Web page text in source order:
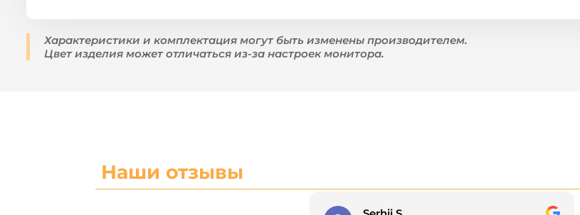
Характеристики и комплектация могут быть изменены производителем.
Цвет изделия может отличаться из-за настроек монитора.
Наши отзывы